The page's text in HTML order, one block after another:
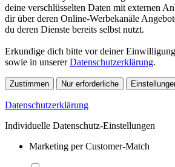
deine verschlüsselten Daten mit externen
dir über deren Online-Werbekanäle
du deren Dienste bereits selbst nutzt.
Erkundige dich bitte vor deiner
sowie in unsererDatenschutzerklärung.
Zustimmen Nur erforderliche
Datenschutzerklärung
Individuelle Datenschutz-Einstellungen
Marketing per Customer-Match